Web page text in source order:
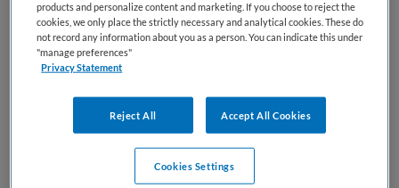
Visio is niet meer actueel. Hieronder staan enkele
vergelijkbare vacatures die voor u wellicht interessant zijn.
products and personalize content and marketing. If you choose to reject the
cookies, we only place the strictly necessary and analytical cookies. These do
not record any information about you as a person. You can indicate this under
"manage preferences"
Privacy Statement
Reject All Accept All Cookies
Cookies Settings